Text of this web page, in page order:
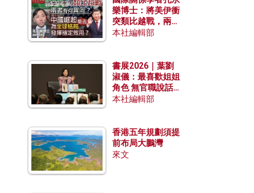
樂博士：將美伊衝
突類比越戰，兩者
有何異同？中國崛
本社編輯部
書展2026｜葉劉
淑儀：最喜歡姐姐
角色 無官職說話
包袱少
本社編輯部
香港五年規劃須提
前布局大鵬灣
來文